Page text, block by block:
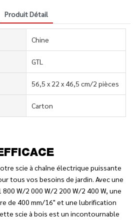
Produit Détail
Chine
GTL
56,5 x 22 x 46,5 cm/2 pièces
Carton
scie à chaîne électrique puissante
tous vos besoins de jardin. Avec une
W/2 000 W/2 200 W/2 400 W, une
de 400 mm/16" et une lubrification
scie à bois est un incontournable